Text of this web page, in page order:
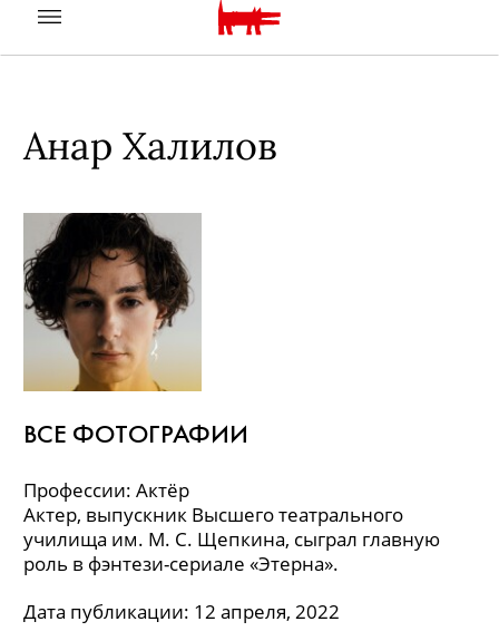
Анар Халилов
ВСЕ ФОТОГРАФИИ
Профессии: Актёр
Актер, выпускник Высшего театрального
училища им. М. С. Щепкина, сыграл главную
роль в фэн­тези-сериале «Этерна».
Дата публикации: 12 апреля, 2022